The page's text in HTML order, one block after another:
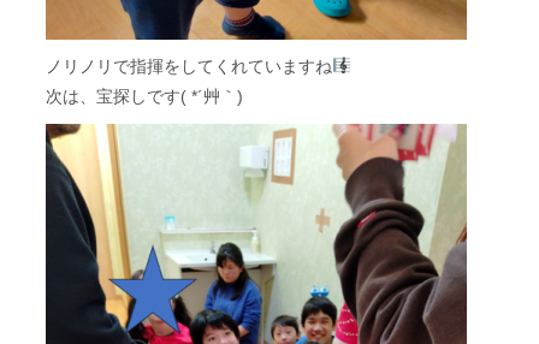
ノリノリで指揮をしてくれていますね
次は、宝探しです( *´艸｀)